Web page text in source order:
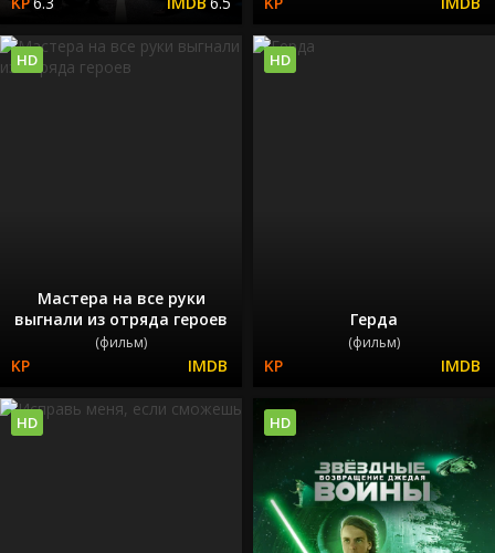
Мастера на все руки
выгнали из отряда героев
(фильм)
HD
Герда
(фильм)
HD
HD HD